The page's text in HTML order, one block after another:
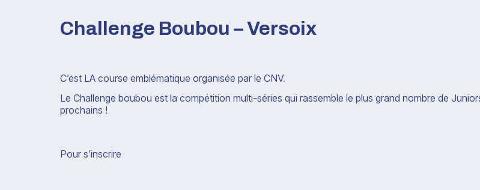
Challenge Boubou – Versoix
C’est LA course emblématique organisée par le CNV.
Le Challenge boubou est la compétition multi-séries qui rassemble le plus grand nombre de
prochains !
Pour s’inscrire